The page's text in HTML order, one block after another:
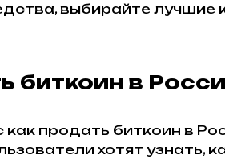
выбирайте лучшие
биткоин в
продать биткоин в
хотят узнать,